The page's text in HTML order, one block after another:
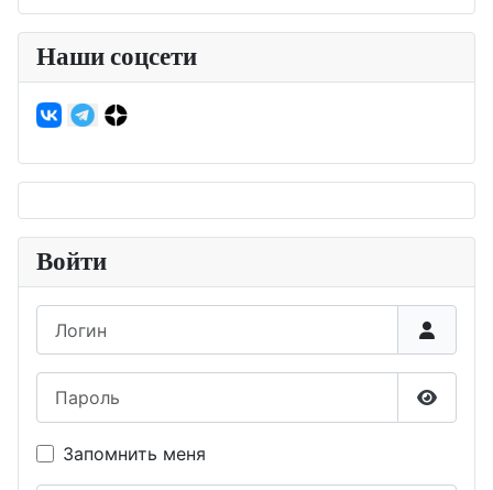
Наши соцсети
Войти
Запомнить меня